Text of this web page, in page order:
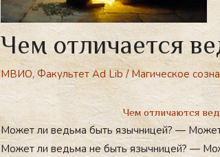
Чем отличается
МВИО,Факультет Ad Lib/Магическое
Чем отличаются
Может ли ведьма быть язычницей? —
Может ли ведьма не быть язычницей? —